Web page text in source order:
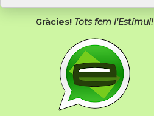
Gràcies! Tots fem l'Estímul!